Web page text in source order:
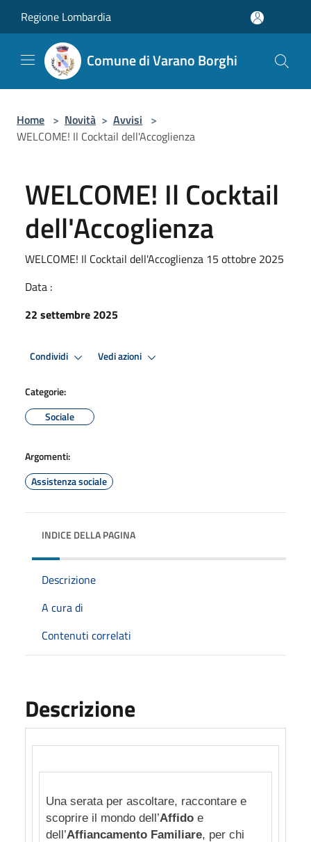
Regione Lombardia
Comune di Varano Borghi
Home > Novità > Avvisi >
WELCOME! Il Cocktail dell'Accoglienza
WELCOME! Il Cocktail
dell'Accoglienza
WELCOME! Il Cocktail dell'Accoglienza 15 ottobre 2025
Data :
22 settembre 2025
Condividi Vedi azioni
Categorie:
Sociale
Argomenti:
Assistenza sociale
INDICE DELLA PAGINA
Descrizione
A cura di
Contenuti correlati
Descrizione
Una serata per ascoltare, raccontare e
scoprire il mondo dell’Affido e
dell’Affiancamento Familiare, per chi